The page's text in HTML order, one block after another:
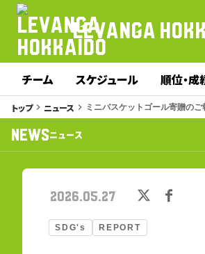
LEVANGA
チーム スケジュール 順位・成
トップkeyboard_arrow_right ニュース keyboard_arrow_right ミニバスケットゴール寄贈の
NEWSニュース
SDG's REPORT
2026.05.27